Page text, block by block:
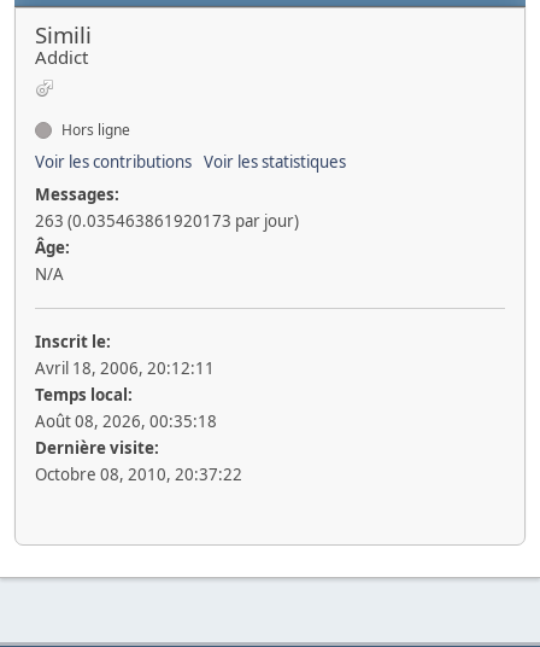
Simili
Addict
Hors ligne
Voir les contributions Voir les statistiques
Messages:
263 (0.035463861920173 par jour)
Âge:
N/A
Inscrit le:
Avril 18, 2006, 20:12:11
Temps local:
Août 08, 2026, 00:35:18
Dernière visite:
Octobre 08, 2010, 20:37:22